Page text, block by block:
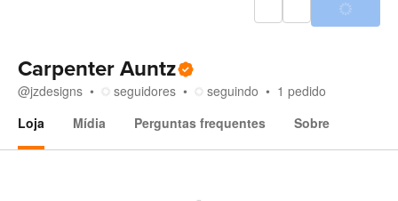
Carpenter Auntz
@jzdesigns seguidores seguindo 1 pedido
Loja
Mídia Perguntas frequentes Sobre